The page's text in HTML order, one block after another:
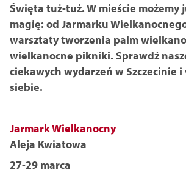
Święta tuż-tuż. W mieście możemy
magię: od Jarmarku
warsztaty tworzenia palm
wielkanocne pikniki. Sprawdź
ciekawych wydarzeń w Szczecinie
siebie.
Jarmark Wielkanocny
Aleja Kwiatowa
27-29 marca